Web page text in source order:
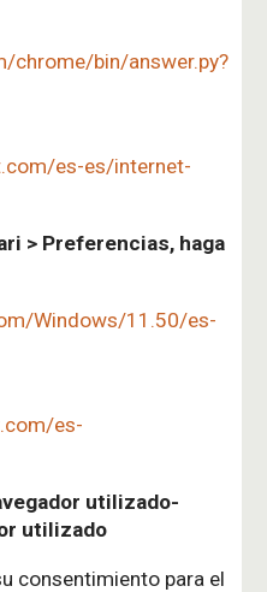
chrome/bin/answer.py?
es-es/internet-
> Preferencias, haga
Windows/11.50/es-
es-
utilizado-
utilizado
consentimiento para el